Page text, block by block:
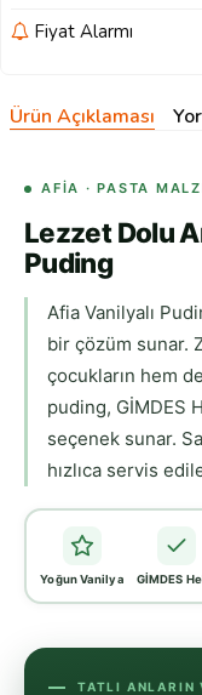
Fiyat Alarmı
Ürün Açıklaması
AFIA · PASTA
Lezzet Dolu
Puding
Afia Vanilyalı
bir çözüm sunar.
çocukların hem
puding, GİMDES
seçenek sunar.
hızlıca servis
Yoğun Vanilya GİMDES
TATLI ANLARIN